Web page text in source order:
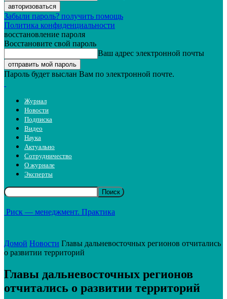
Забыли пароль? получить помощь
Политика конфиденциальности
восстановление пароля
Восстановите свой пароль
Ваш адрес электронной почты
Пароль будет выслан Вам по электронной почте.
Журнал
Новости
Подписка
Видео
Наука
Актуально
Сотрудничество
О журнале
Эксперты
Риск — менеджмент. Практика
Домой Новости Главы дальневосточных регионов отчитались
о развитии территорий
Главы дальневосточных регионов
отчитались о развитии территорий